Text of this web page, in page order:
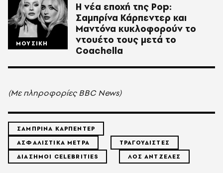
ΜΟΥΣΙΚΗ
Η νέα εποχή της Pop:
Σαμπρίνα Κάρπεντερ και
Μαντόνα κυκλοφορούν το
ντουέτο τους μετά το
Coachella
(Με πληροφορίες BBC News)
ΣΑΜΠΡΙΝΑ ΚΑΡΠΕΝΤΕΡ
ΑΣΦΑΛΙΣΤΙΚΑ ΜΕΤΡΑ
ΤΡΑΓΟΥΔΙΣΤΕΣ
ΔΙΑΣΗΜΟΙ CELEBRITIES
ΛΟΣ ΑΝΤΖΕΛΕΣ